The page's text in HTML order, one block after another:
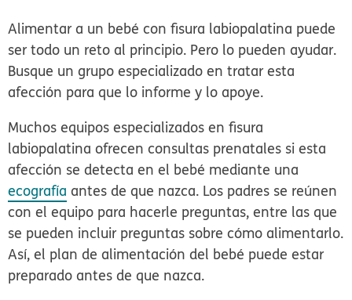
Alimentar a un bebé con fisura labiopalatina puede
ser todo un reto al principio. Pero lo pueden ayudar.
Busque un grupo especializado en tratar esta
afección para que lo informe y lo apoye.
Muchos equipos especializados en fisura
labiopalatina ofrecen consultas prenatales si esta
afección se detecta en el bebé mediante una
ecografía antes de que nazca. Los padres se reúnen
con el equipo para hacerle preguntas, entre las que
se pueden incluir preguntas sobre cómo alimentarlo.
Así, el plan de alimentación del bebé puede estar
preparado antes de que nazca.